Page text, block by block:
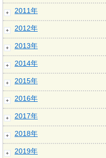
2011年
2012年
2013年
2014年
2015年
2016年
2017年
2018年
2019年